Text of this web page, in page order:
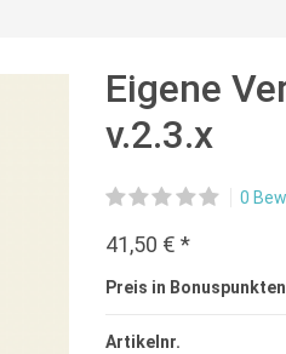
Eigene
v.2.3.x
0
41,50 € *
Preis in Bonuspunkten
Artikelnr.